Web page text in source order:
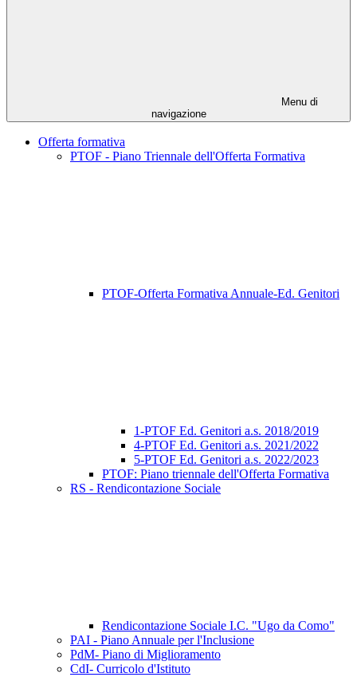
Menu di
navigazione
Offerta formativa
PTOF - Piano Triennale dell'Offerta Formativa
PTOF-Offerta Formativa Annuale-Ed. Genitori
1-PTOF Ed. Genitori a.s. 2018/2019
4-PTOF Ed. Genitori a.s. 2021/2022
5-PTOF Ed. Genitori a.s. 2022/2023
PTOF: Piano triennale dell'Offerta Formativa
RS - Rendicontazione Sociale
Rendicontazione Sociale I.C. "Ugo da Como"
PAI - Piano Annuale per l'Inclusione
PdM- Piano di Miglioramento
CdI- Curricolo d'Istituto